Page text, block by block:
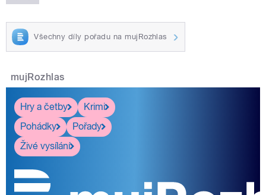
Všechny díly pořadu na mujRozhlas
mujRozhlas
Hry a četby
Krimi
Pohádky
Pořady
Živé vysílání